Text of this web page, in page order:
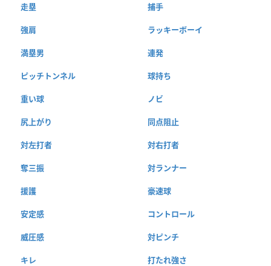
走塁 捕手
強肩 ラッキーボーイ
満塁男 連発
ピッチトンネル 球持ち
重い球 ノビ
尻上がり 同点阻止
対左打者 対右打者
奪三振 対ランナー
援護 豪速球
安定感 コントロール
威圧感 対ピンチ
キレ 打たれ強さ